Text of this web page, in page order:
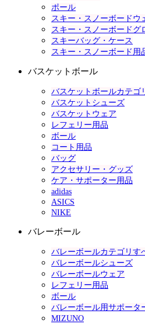
ポール
スキー・スノーボードウ
スキー・スノーボードグ
スキーバッグ・ケース
スキー・スノーボード用
バスケットボール
バスケットボールカテゴ
バスケットシューズ
バスケットウェア
レフェリー用品
ボール
コート用品
バッグ
アクセサリー・グッズ
ケア・サポーター用品
adidas
ASICS
NIKE
バレーボール
バレーボールカテゴリす
バレーボールシューズ
バレーボールウェア
レフェリー用品
ボール
バレーボール用サポータ
MIZUNO